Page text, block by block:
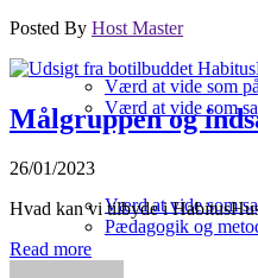
Værd at vide som
Pædagogik og
Værd at vide som
Værd at vide som
Posted By Host Master
Målgruppen og
26/01/2023
Hvad kan vi tilbyde i
Read more